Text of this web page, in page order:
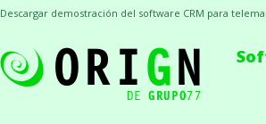
Descargar demostración del software CRM para